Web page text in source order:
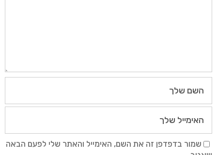
שמור בדפדפן זה את השם, האימייל והאתר שלי לפעם הבאה